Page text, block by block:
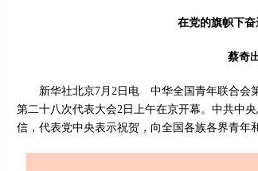
三个“没想到”刷新港区速度
河南省政协十三届常委会第
郑州、济南、青岛三城联合
2026年“文明实践进基层”主
在党的旗帜下奋
蔡奇出
新华社北京7月2日电 中华全国青年联合会第
第二十八次代表大会2日上午在京开幕。中共中
信，代表党中央表示祝贺，向全国各族各界青年